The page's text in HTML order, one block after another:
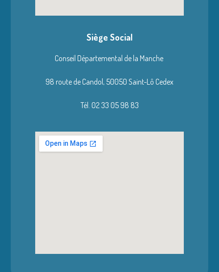
Siège Social
Conseil Départemental de la Manche
98 route de Candol, 50050 Saint-Lô Cedex
Tél. 02 33 05 98 83